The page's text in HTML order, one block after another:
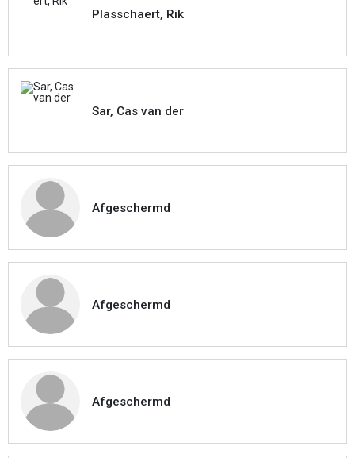
Plasschaert, Rik
Sar, Cas van der
Afgeschermd
Afgeschermd
Afgeschermd